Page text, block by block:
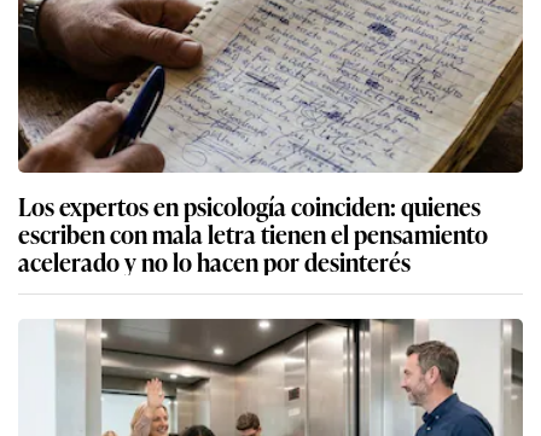
Los expertos en psicología coinciden: quienes
escriben con mala letra tienen el pensamiento
acelerado y no lo hacen por desinterés